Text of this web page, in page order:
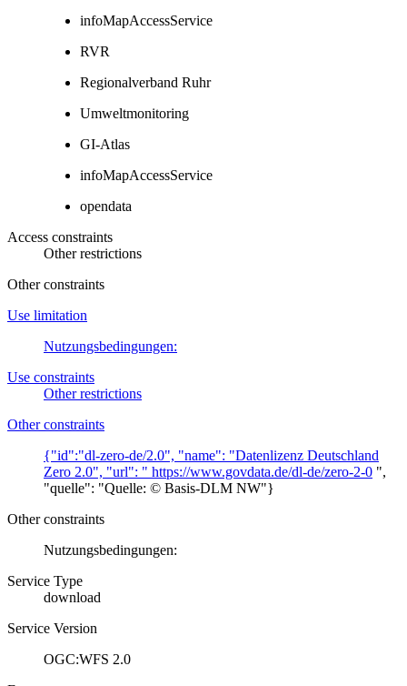
infoMapAccessService
RVR
Regionalverband Ruhr
Umweltmonitoring
GI-Atlas
infoMapAccessService
opendata
Access constraints
Other restrictions
Other constraints
Use limitation
Nutzungsbedingungen:
Use constraints
Other restrictions
Other constraints
{"id":"dl-zero-de/2.0", "name": "Datenlizenz Deutschland
Zero 2.0", "url": " https://www.govdata.de/dl-de/zero-2-0 ",
"quelle": "Quelle: © Basis-DLM NW"}
Other constraints
Nutzungsbedingungen:
Service Type
download
Service Version
OGC:WFS 2.0